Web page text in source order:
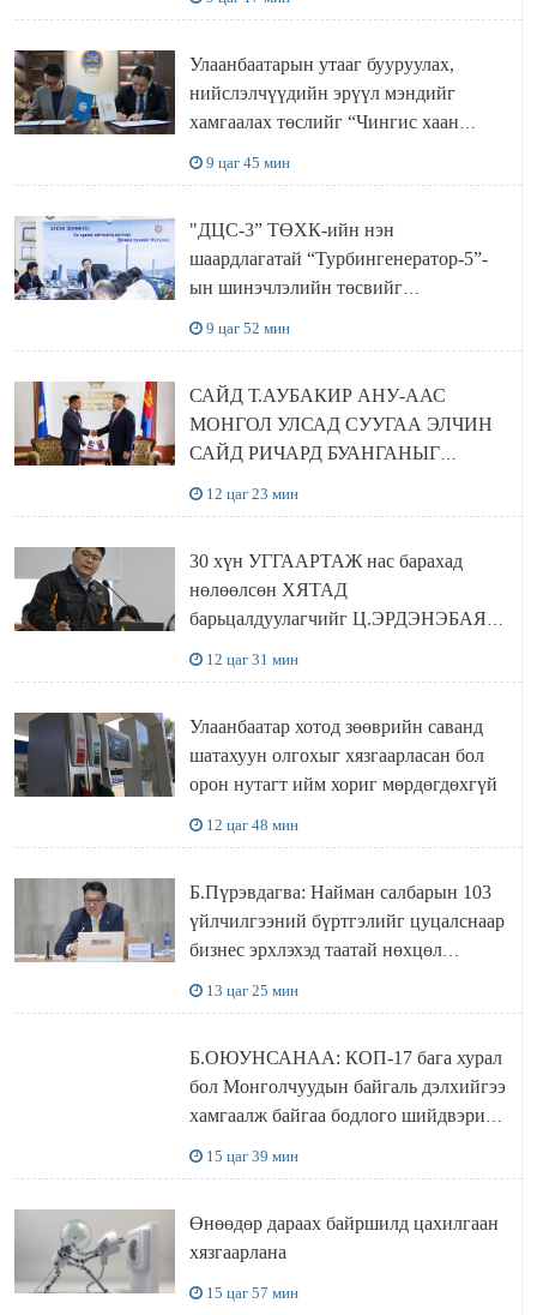
Улаанбаатарын утааг бууруулах,
нийслэлчүүдийн эрүүл мэндийг
хамгаалах төслийг “Чингис хаан
9 цаг 45 мин
"ДЦС-3” ТӨХК-ийн нэн
шаардлагатай “Турбингенератор-5”-
ын шинэчлэлийн төсвийг
9 цаг 52 мин
САЙД Т.АУБАКИР АНУ-ААС
МОНГОЛ УЛСАД СУУГАА ЭЛЧИН
САЙД РИЧАРД БУАНГАНЫГ
12 цаг 23 мин
30 хүн УГГААРТАЖ нас барахад
нөлөөлсөн ХЯТАД
барьцалдуулагчийг Ц.ЭРДЭНЭБАЯР
12 цаг 31 мин
Улаанбаатар хотод зөөврийн саванд
шатахуун олгохыг хязгаарласан бол
орон нутагт ийм хориг мөрдөгдөхгүй
12 цаг 48 мин
Б.Пүрэвдагва: Найман салбарын 103
үйлчилгээний бүртгэлийг цуцалснаар
бизнес эрхлэхэд таатай нөхцөл
13 цаг 25 мин
Б.ОЮУНСАНАА: КОП-17 бага хурал
бол Монголчуудын байгаль дэлхийгээ
хамгаалж байгаа бодлого шийдвэрийг
15 цаг 39 мин
Өнөөдөр дараах байршилд цахилгаан
хязгаарлана
15 цаг 57 мин